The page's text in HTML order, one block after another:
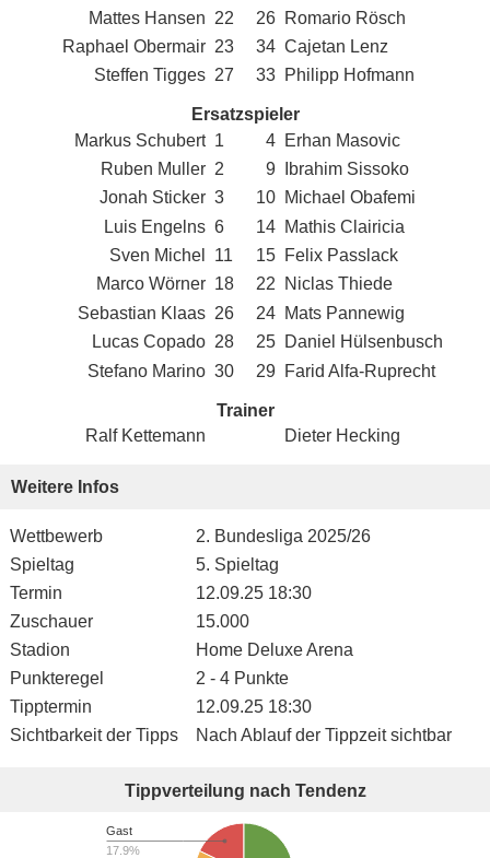
Mattes Hansen 22 26 Romario Rösch
Raphael Obermair 23 34 Cajetan Lenz
Steffen Tigges 27 33 Philipp Hofmann
Ersatzspieler
Markus Schubert 1 4 Erhan Masovic
Ruben Muller 2 9
Ibrahim Sissoko
Jonah Sticker 3 10 Michael Obafemi
Luis Engelns 6 14 Mathis Clairicia
Sven Michel
11 15 Felix Passlack
Marco Wörner 18 22
Niclas Thiede
Sebastian Klaas 26 24 Mats Pannewig
Lucas Copado 28 25 Daniel Hülsenbusch
Stefano Marino 30 29 Farid Alfa-Ruprecht
Trainer
Ralf Kettemann
Dieter Hecking
Weitere Infos
Wettbewerb
2. Bundesliga 2025/26
Spieltag
5. Spieltag
Termin
12.09.25 18:30
Zuschauer
15.000
Stadion
Home Deluxe Arena
Punkteregel
2 - 4 Punkte
Tipptermin
12.09.25 18:30
Sichtbarkeit der Tipps
Nach Ablauf der Tippzeit sichtbar
Tippverteilung nach Tendenz
Gast
17.9%